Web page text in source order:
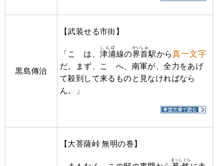
黒島傳治
【武装せる市街】
「こゝは、 津浦
しんぽ
線の界首
かいしゅ
駅から真一文字
だ。まず、こゝへ、南軍が、全力をあげ
て殺到して来るものと見なければなら
ん。」
【大菩薩峠 無明の巻】
まっしぐら